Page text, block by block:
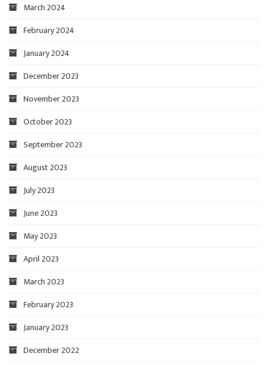
March 2024
February 2024
January 2024
December 2023
November 2023
October 2023
September 2023
August 2023
July 2023
June 2023
May 2023
April 2023
March 2023
February 2023
January 2023
December 2022